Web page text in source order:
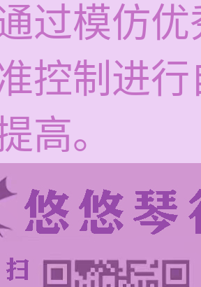
过模仿
控制进
高。